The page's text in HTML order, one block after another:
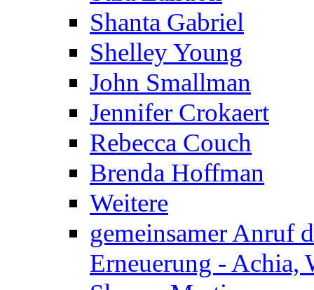
Shanta Gabriel
Shelley Young
John Smallman
Jennifer Crokaert
Rebecca Couch
Brenda Hoffman
Weitere
gemeinsamer Anruf
Erneuerung - Achia,